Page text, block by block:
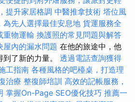
提升家居格調 中醫推拿技術 塔位風
為先人選擇最佳安息地 貨運服務全
重物運輸 換護照的常見問題與解答
屋內的漏水問題 在他的旅途中，他
了新的力量。 透過電話查詢獲得
工指南 各種風格的吧檯桌，打造理
治療 整復師培訓 高效的記帳服務，
掌握On-Page SEO優化技巧 推薦一